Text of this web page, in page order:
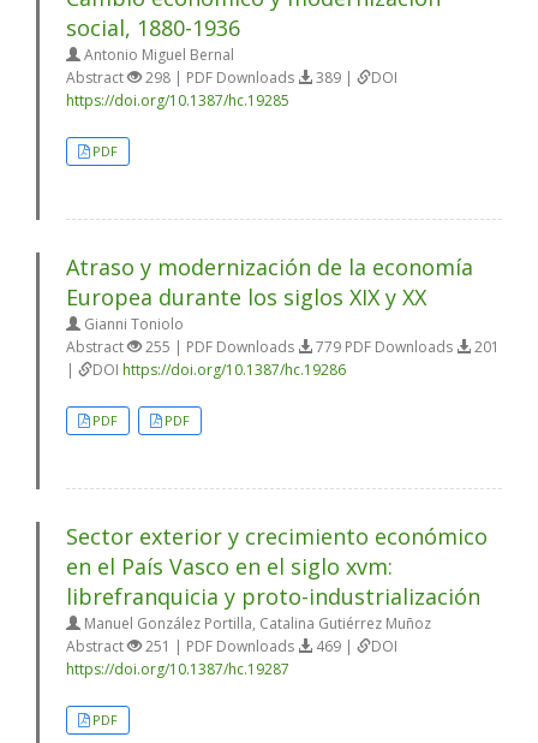
social, 1880-1936
Antonio Miguel Bernal
Abstract
298 | PDF Downloads 389 |
DOI
https://doi.org/10.1387/hc.19285
PDF
Atraso y modernización de la economía
Europea durante los siglos XIX y XX
Gianni Toniolo
Abstract
255 | PDF Downloads 779 PDF Downloads
201
|
DOI https://doi.org/10.1387/hc.19286
PDF PDF
Sector exterior y crecimiento económico
en el País Vasco en el siglo xvm:
librefranquicia y proto-industrialización
Manuel González Portilla, Catalina Gutiérrez Muñoz
Abstract
251 | PDF Downloads 469 |
DOI
https://doi.org/10.1387/hc.19287
PDF